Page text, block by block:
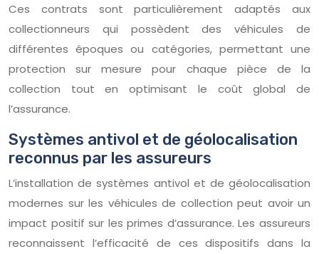
Ces contrats sont particulièrement adaptés aux
collectionneurs qui possèdent des véhicules de
différentes époques ou catégories, permettant une
protection sur mesure pour chaque pièce de la
collection tout en optimisant le coût global de
l’assurance.
Systèmes antivol et de géolocalisation
reconnus par les assureurs
L’installation de systèmes antivol et de géolocalisation
modernes sur les véhicules de collection peut avoir un
impact positif sur les primes d’assurance. Les assureurs
reconnaissent l’efficacité de ces dispositifs dans la